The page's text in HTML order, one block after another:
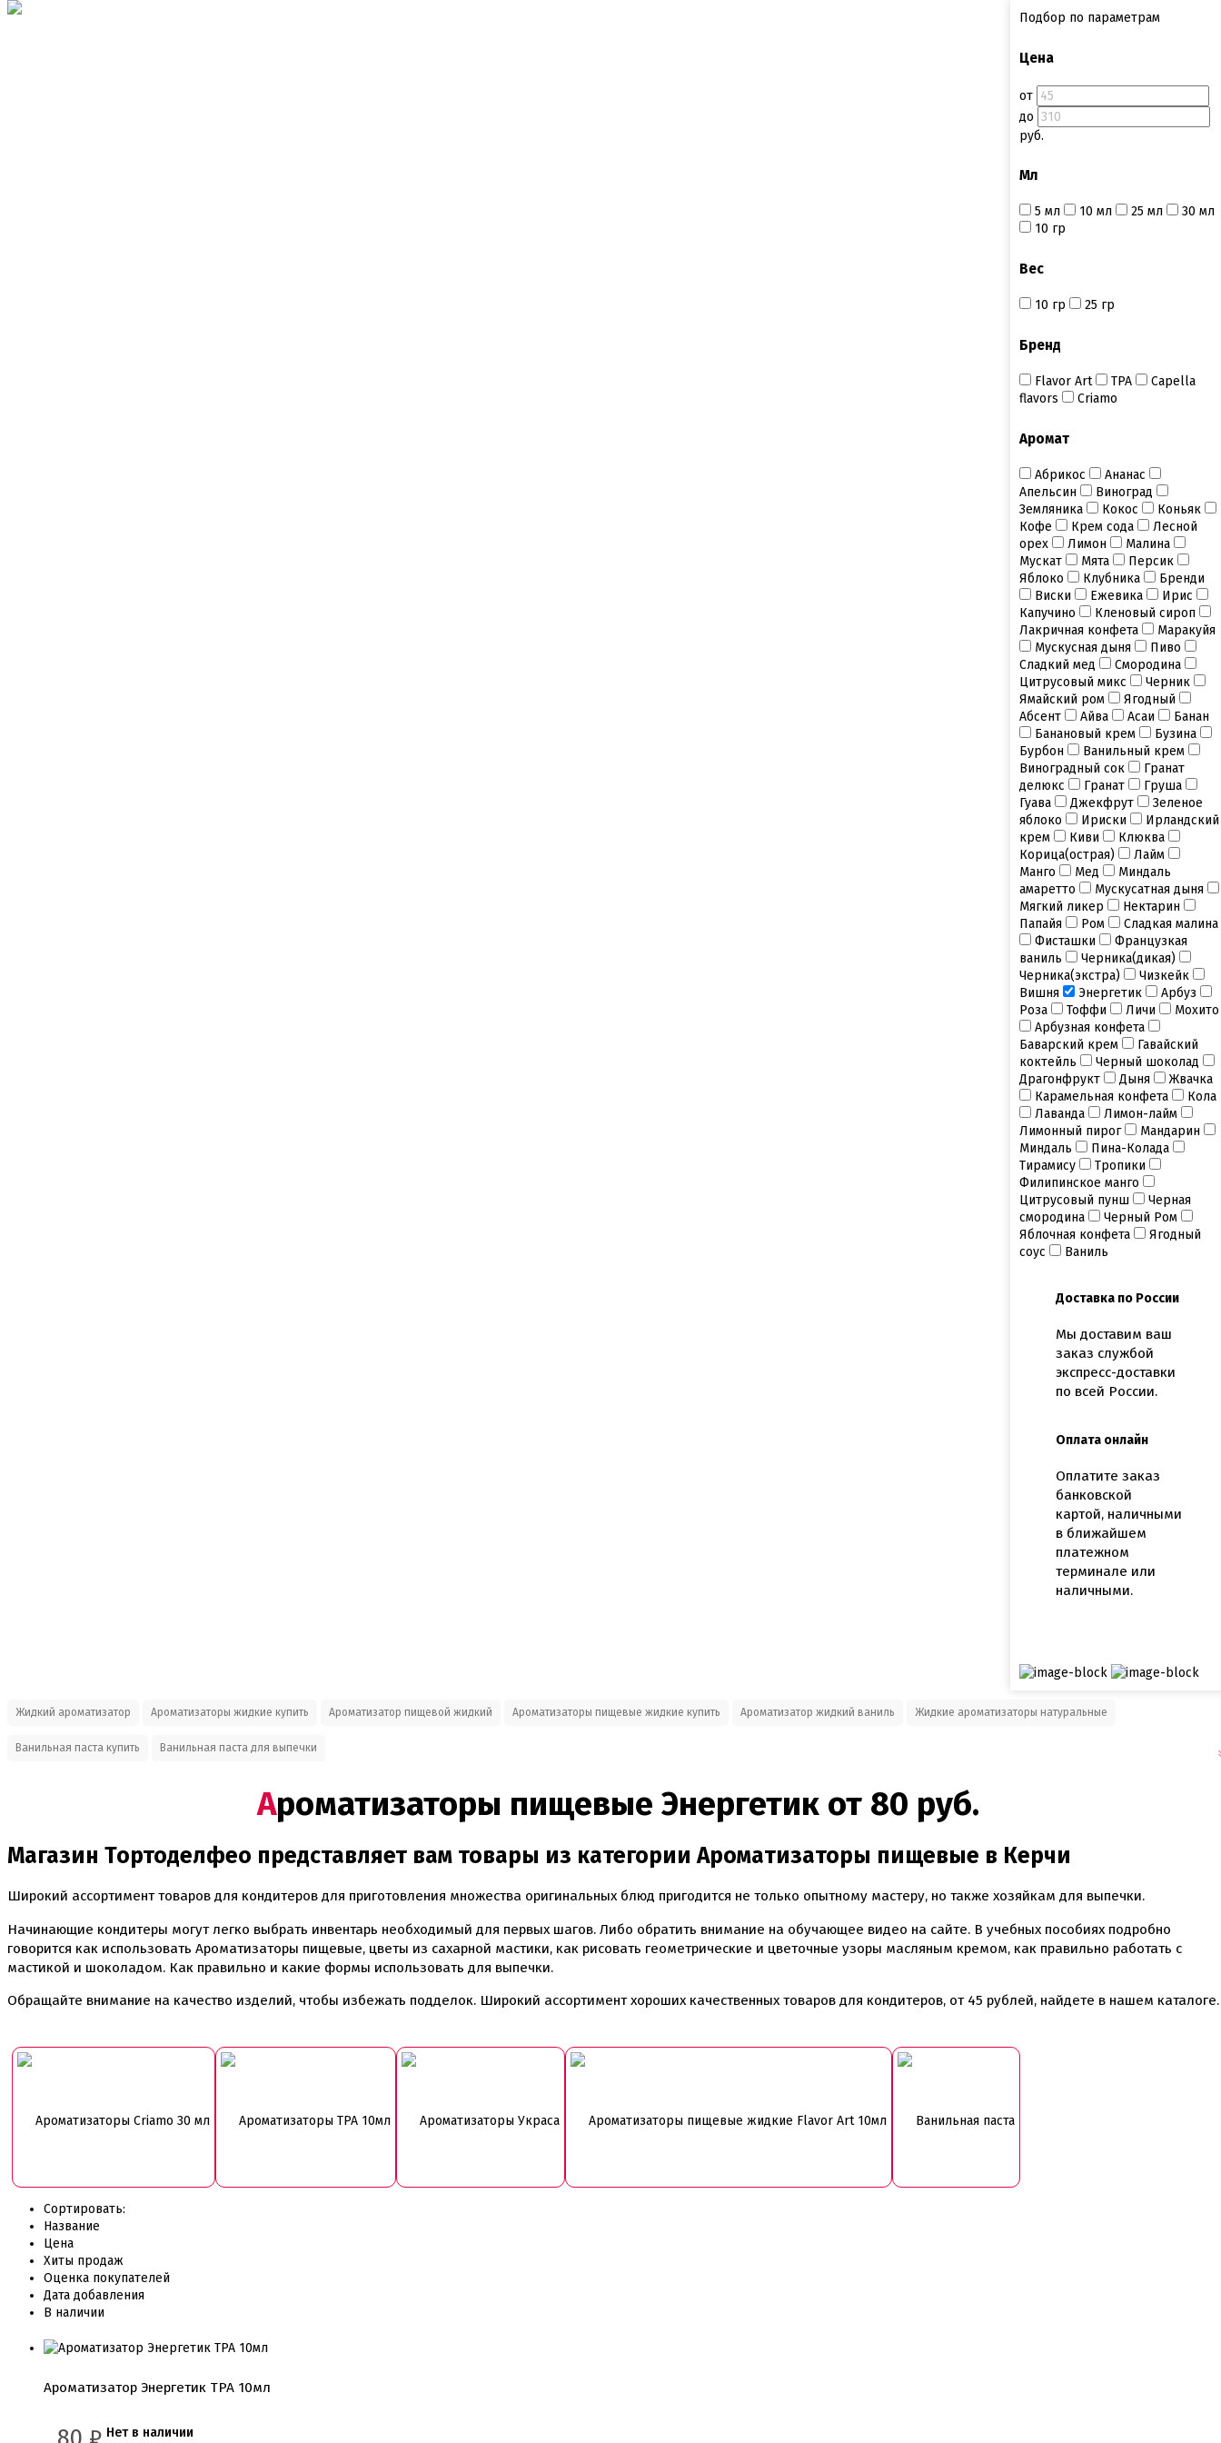
Подбор по параметрам
Цена
от
до
руб.
Мл
5 мл 10 мл 25 мл
30 мл
10 гр
Вес
10 гр 25 гр
Бренд
Flavor Art ТРА
Capella
flavors
Criamo
Аромат
Абрикос
Ананас
Апельсин
Виноград
Земляника
Кокос
Коньяк
Кофе
Крем сода
Лесной
орех
Лимон
Малина
Мускат
Мята
Персик
Яблоко
Клубника
Бренди
Виски
Ежевика
Ирис
Капучино
Кленовый сироп
Лакричная конфета
Маракуйя
Мускусная дыня
Пиво
Сладкий мед
Смородина
Цитрусовый микс
Черник
Ямайский ром
Ягодный
Абсент
Айва Асаи
Банан
Банановый крем
Бузина
Бурбон
Ванильный крем
Виноградный сок
Гранат
делюкс
Гранат
Груша
Гуава
Джекфрут
Зеленое
яблоко
Ириски
Ирландский
крем
Киви
Клюква
Корица(острая)
Лайм
Манго
Мед
Миндаль
амаретто
Мускусатная дыня
Мягкий ликер
Нектарин
Папайя
Ром
Сладкая малина
Фисташки
Французкая
ваниль
Черника(дикая)
Черника(экстра)
Чизкейк
Вишня
Энергетик
Арбуз
Роза
Тоффи Личи
Мохито
Арбузная конфета
Баварский крем
Гавайский
коктейль
Черный шоколад
Драгонфрукт
Дыня
Жвачка
Карамельная конфета
Кола
Лаванда
Лимон-лайм
Лимонный пирог
Мандарин
Миндаль
Пина-Колада
Тирамису
Тропики
Филипинское манго
Цитрусовый пунш
Черная
смородина
Черный Ром
Яблочная конфета
Ягодный
соус
Ваниль
Доставка по России
Мы доставим ваш
заказ службой
экспресс-доставки
по всей России.
Оплата онлайн
Оплатите заказ
банковской
картой, наличными
в ближайшем
платежном
терминале или
наличными.
Жидкий ароматизатор Ароматизаторы жидкие купить Ароматизатор пищевой жидкий Ароматизаторы пищевые жидкие купить Ароматизатор жидкий ваниль Жидкие ароматизаторы натуральные
Ванильная паста купить Ванильная паста для выпечки
Ароматизаторы пищевые Энергетик от 80 руб.
Магазин Тортоделфео представляет вам товары из категории Ароматизаторы пищевые в Керчи
Широкий ассортимент товаров для кондитеров для приготовления множества оригинальных блюд пригодится не только опытному мастеру, но также хозяйкам для выпечки.
Начинающие кондитеры могут легко выбрать инвентарь необходимый для первых шагов. Либо обратить внимание на обучающее видео на сайте. В учебных пособиях подробно
говорится как использовать Ароматизаторы пищевые, цветы из сахарной мастики, как рисовать геометрические и цветочные узоры масляным кремом, как правильно работать с
мастикой и шоколадом. Как правильно и какие формы использовать для выпечки.
Обращайте внимание на качество изделий, чтобы избежать подделок. Широкий ассортимент хороших качественных товаров для кондитеров, от 45 рублей, найдете в нашем каталоге.
Ароматизаторы Criamo 30 мл Ароматизаторы TPA 10мл Ароматизаторы Украса Ароматизаторы пищевые жидкие Flavor Art 10мл Ванильная паста
Сортировать:
Название
Цена
Хиты продаж
Оценка покупателей
Дата добавления
В наличии
Ароматизатор Энергетик TPA 10мл
Нет в наличии